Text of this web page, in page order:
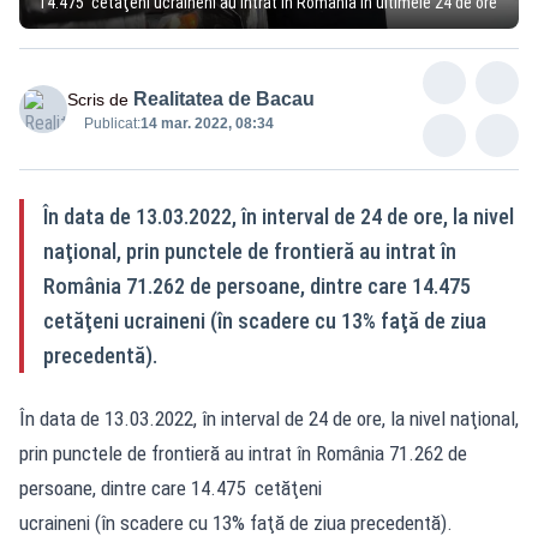
Scris de Realitatea de Bacau
Publicat:14 mar. 2022, 08:34
În data de 13.03.2022, în interval de 24 de ore, la nivel
naţional, prin punctele de frontieră au intrat în
România 71.262 de persoane, dintre care 14.475
cetăţeni ucraineni (în scadere cu 13% faţă de ziua
precedentă).
În data de 13.03.2022, în interval de 24 de ore, la nivel naţional,
prin punctele de frontieră au intrat în România 71.262 de
persoane, dintre care 14.475 cetăţeni
ucraineni (în scadere cu 13% faţă de ziua precedentă).